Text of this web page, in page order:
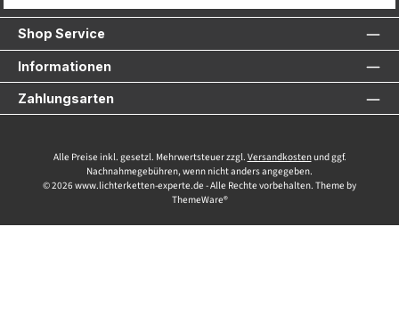
Shop Service
Informationen
Zahlungsarten
Alle Preise inkl. gesetzl. Mehrwertsteuer zzgl. Versandkostenund ggf.
Nachnahmegebühren, wenn nicht anders angegeben.
© 2026 www.lichterketten-experte.de - Alle Rechte vorbehalten. Theme by
ThemeWare®